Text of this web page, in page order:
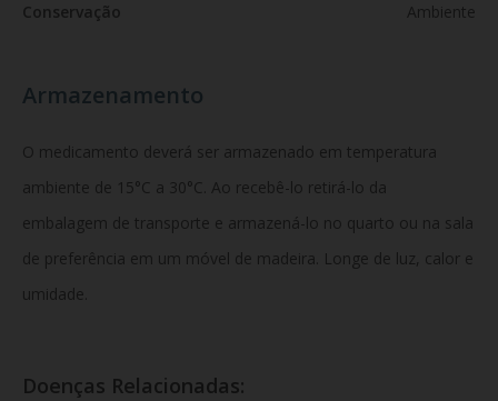
Conservação Ambiente
Armazenamento
O medicamento deverá ser armazenado em temperatura
ambiente de 15°C a 30°C. Ao recebê-lo retirá-lo da
embalagem de transporte e armazená-lo no quarto ou na sala
de preferência em um móvel de madeira. Longe de luz, calor e
umidade.
Doenças Relacionadas: